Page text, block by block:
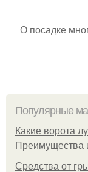
О посадке
Популярные
Какие ворота
Преимущества
Средства от